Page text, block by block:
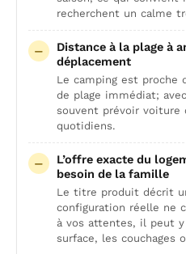
recherchent un calme
Distance à la plage à
déplacement
Le camping est proche
de plage immédiat;
souvent prévoir voiture
quotidiens.
L’offre exacte du
besoin de la famille
Le titre produit décrit
configuration réelle ne
à vos attentes, il peut
surface, les couchages